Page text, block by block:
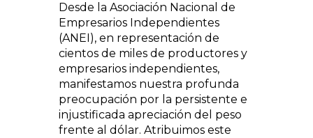
Desde la Asociación Nacional de
Empresarios Independientes
(ANEI), en representación de
cientos de miles de productores y
empresarios independientes,
manifestamos nuestra profunda
preocupación por la persistente e
injustificada apreciación del peso
frente al dólar. Atribuimos este